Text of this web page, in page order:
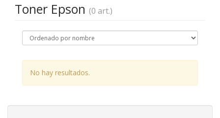
Toner Epson (0 art.)
No hay resultados.